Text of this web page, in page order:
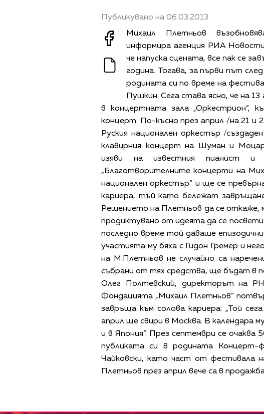
Публикувано на 06.03.2013
Михаил Плетньов
информира агенция РИА
че напуска сцената, все пак се
година. Тогава, за първи път
родината си по време на
Пушкин. Сега става ясно, че на
в концертната зала „Оркестрион“,
концерт. По-късно през април /на 21
Руския национален оркестър /
клавирния концерт на Шуман и
изяви на известния пианист
„Благотворителните концерти на
национален оркестър“ и ще се
кариера, тъй като бележат
Решението на Плетньов да се откаже,
продиктувано от идеята да се
последно време той даваше
участията му бяха с Гидон Гремер и
на М.Плетньов не случайно са
събрани от тях средства, ще бъдат в
Олег Полтевский, директорът на
Фондацията „Михаил Плетньов“
завръща към солова кариера: „Той
април ще свири в Москва. В календара
и в Япония“. През септември се
публиката си в родината
Чайковски, като част от фестивала
Плетньов през април вече са в